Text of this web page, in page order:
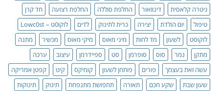
גיטרה קלאסית
דינוזאור החלפת סוללה החלפת רצועה
חד קרן
טיפול
יום הולדת יצירה כרית לתינוק לדים
לוקו0ט – Lowc0st
לוקוסט
לשעון מד לחות מיני מאוס מיקי מאוס מכשיר
מתנה
מתקן
נמר סוס סופרמן סט ספיידרמן עיצוב
ערכה
עשה זאת בעצמך
פורים פותחן לשעון קומיקס קיט
קפטן אמריקה
שעון שבת
שקע חכם תאורה תחפושת מתנפחת תינוק תינוקות